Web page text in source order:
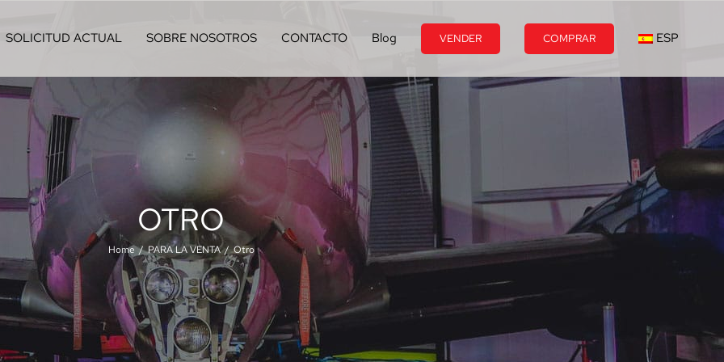
SOLICITUD ACTUAL SOBRE NOSOTROS CONTACTO Blog VENDER COMPRAR ESP
OTRO
Home PARA LA VENTA Otro